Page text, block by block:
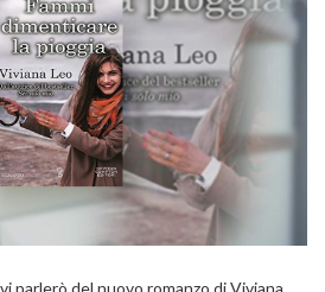
parlerò del nuovo romanzo di Viviana